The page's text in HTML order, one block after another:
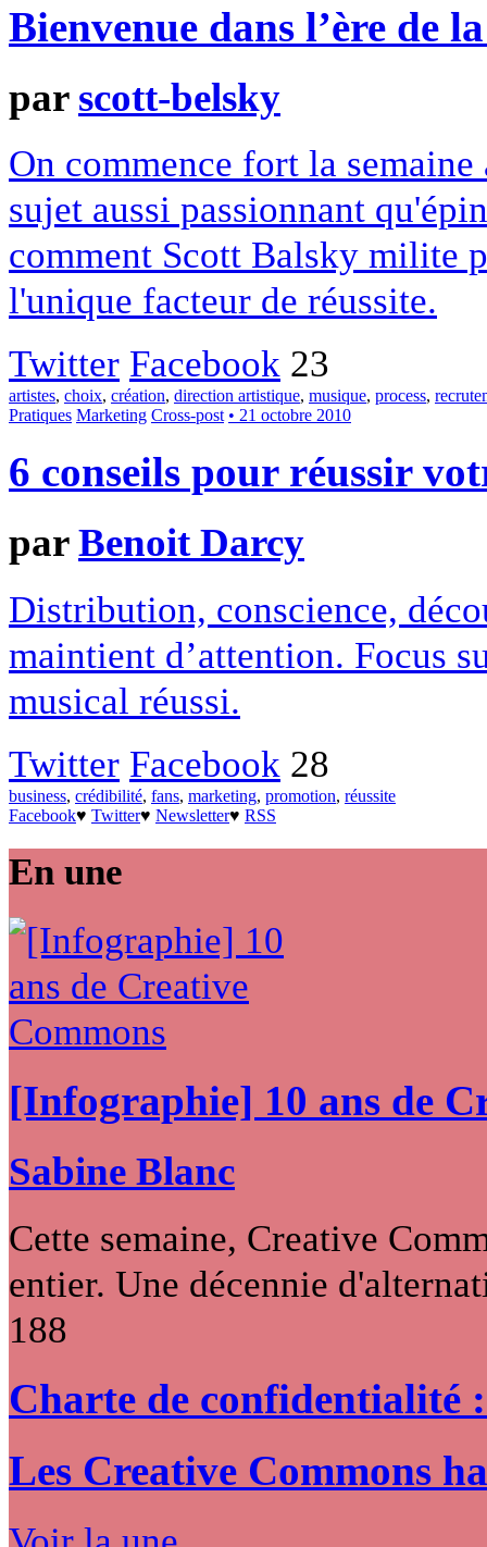
Bienvenue dans l’ère de
par scott-belsky
On commence fort la
sujet aussi passionnant
comment Scott Balsky milite
l'unique facteur de réussite.
Twitter Facebook 23
artistes, choix, création, direction artistique, musique, process,
Pratiques Marketing Cross-post • 21 octobre 2010
6 conseils pour réussir
parBenoit Darcy
Distribution, conscience,
maintient d’attention. Focus
musical réussi.
Twitter Facebook 28
business, crédibilité, fans, marketing, promotion, réussite
Facebook♥ Twitter♥ Newsletter♥ RSS
En une
[Infographie] 10 ans de
Sabine Blanc
Cette semaine, Creative
entier. Une décennie
188
Charte de confidentialité
Les Creative Commons